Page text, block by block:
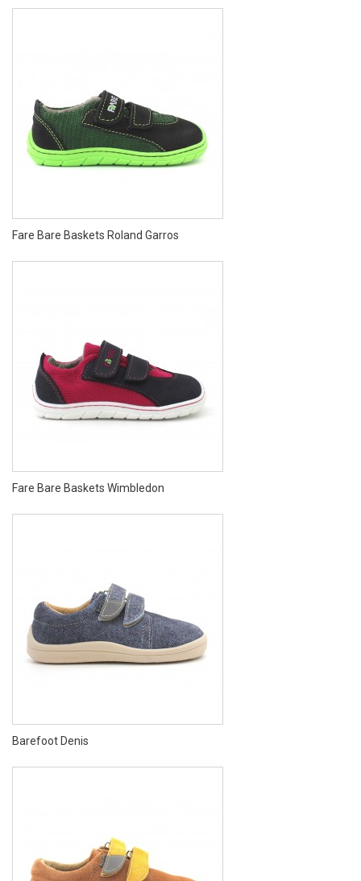
Fare Bare Baskets Roland Garros
Fare Bare Baskets Wimbledon
Barefoot Denis